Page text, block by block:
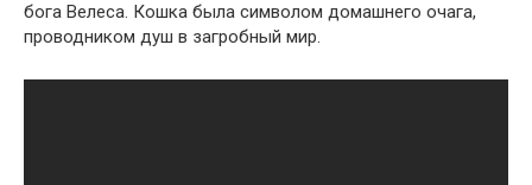
бога Велеса. Кошка была символом домашнего очага,
проводником душ в загробный мир.